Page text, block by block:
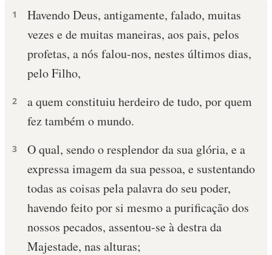
1
Havendo Deus, antigamente, falado, muitas
vezes e de muitas maneiras, aos pais, pelos
profetas, a nós falou-nos, nestes últimos dias,
pelo Filho,
2
a quem constituiu herdeiro de tudo, por quem
fez também o mundo.
3
O qual, sendo o resplendor da sua glória, e a
expressa imagem da sua pessoa, e sustentando
todas as coisas pela palavra do seu poder,
havendo feito por si mesmo a purificação dos
nossos pecados, assentou-se à destra da
Majestade, nas alturas;